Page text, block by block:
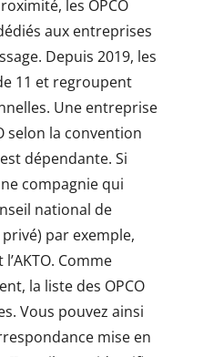
les OPCO
aux entreprises
Depuis 2019, les
11 et regroupent
Une entreprise
selon la convention
dépendante. Si
compagnie qui
national de
par exemple,
Comme
la liste des OPCO
Vous pouvez ainsi
mise en